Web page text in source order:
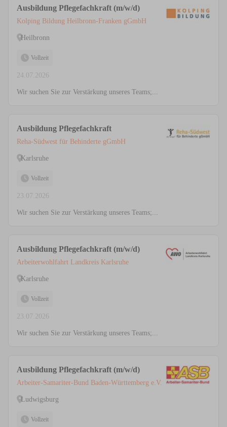
Ausbildung Pflegefachkraft (m/w/d)
Kolping Bildung Heilbronn-Franken gGmbH
Heilbronn
Vollzeit
24.07.2026
Wir suchen Sie zur Verstärkung unseres Teams;...
Ausbildung Pflegefachkraft
Reha-Südwest für Behinderte gGmbH
Karlsruhe
Vollzeit
23.07.2026
Wir suchen Sie zur Verstärkung unseres Teams;...
Ausbildung Pflegefachkraft (m/w/d)
Arbeiterwohlfahrt Landkreis Karlsruhe
Karlsruhe
Vollzeit
23.07.2026
Wir suchen Sie zur Verstärkung unseres Teams;...
Ausbildung Pflegefachkraft (m/w/d)
Arbeiter-Samariter-Bund Baden-Württemberg e.V.
Ludwigsburg
Vollzeit